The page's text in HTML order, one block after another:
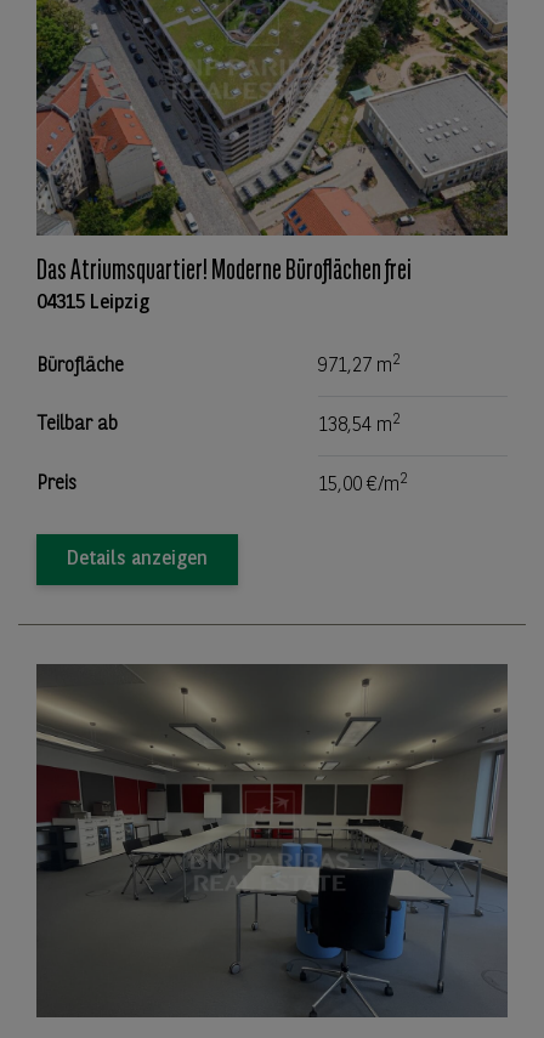
Das Atriumsquartier! Moderne Büroflächen frei
04315 Leipzig
Bürofläche 971,27 m2
Teilbar ab 138,54 m2
Preis 15,00 €/m2
Details anzeigen